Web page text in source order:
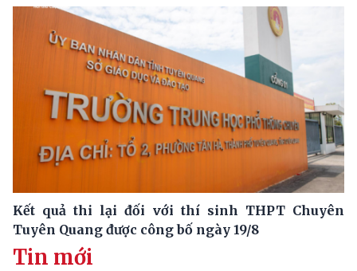
Kết quả thi lại đối với thí sinh THPT Chuyên
Tuyên Quang được công bố ngày 19/8
Tin mới